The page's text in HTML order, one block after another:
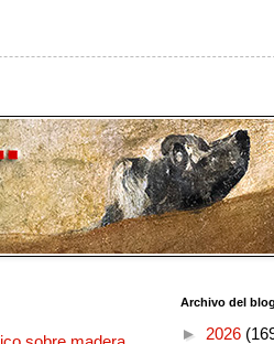
Archivo del blog
► 2026